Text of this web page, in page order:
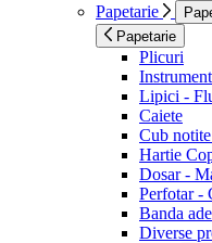
Papetarie
Papetarie
Plicuri
Lipici -
Caiete
Cub
Hartie
Dosar -
Perfotar -
Banda
Diverse